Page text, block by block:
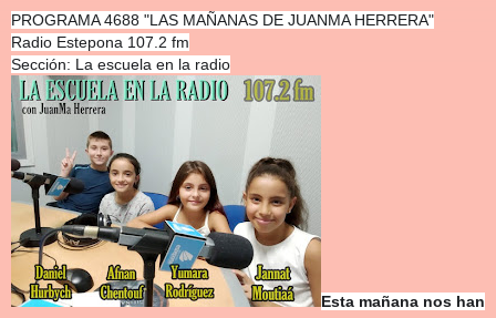
PROGRAMA 4688 "LAS MAÑANAS DE JUANMA HERRERA"
Radio Estepona 107.2 fm
Sección: La escuela en la radio
Esta mañana nos han